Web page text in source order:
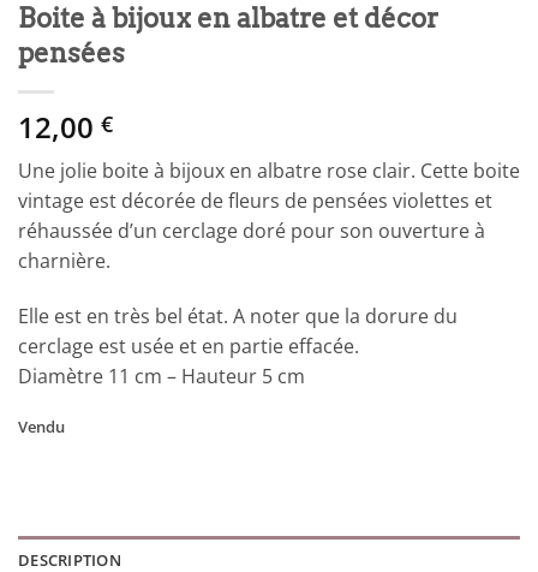
Boite à bijoux en albatre et décor
pensées
12,00 €
Une jolie boite à bijoux en albatre rose clair. Cette boite
vintage est décorée de fleurs de pensées violettes et
réhaussée d’un cerclage doré pour son ouverture à
charnière.
Elle est en très bel état. A noter que la dorure du
cerclage est usée et en partie effacée.
Diamètre 11 cm – Hauteur 5 cm
Vendu
DESCRIPTION